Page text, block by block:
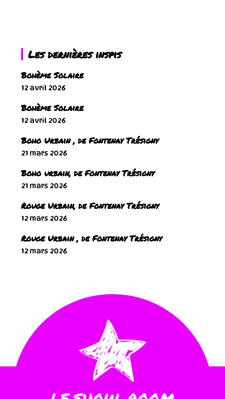
Les dernières inspis
Bohème Solaire
12 avril 2026
Bohème Solaire
12 avril 2026
Boho Urbain , de Fontenay Trésigny
21 mars 2026
Boho urbain, de Fontenay Trésigny
21 mars 2026
Rouge Urbain, de Fontenay Trésigny
12 mars 2026
Rouge Urbain , de Fontenay Trésigny
12 mars 2026